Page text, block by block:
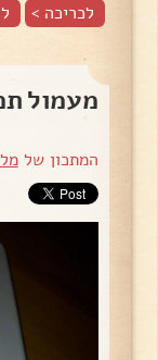
לכריכה >
מעמול
המתכון של